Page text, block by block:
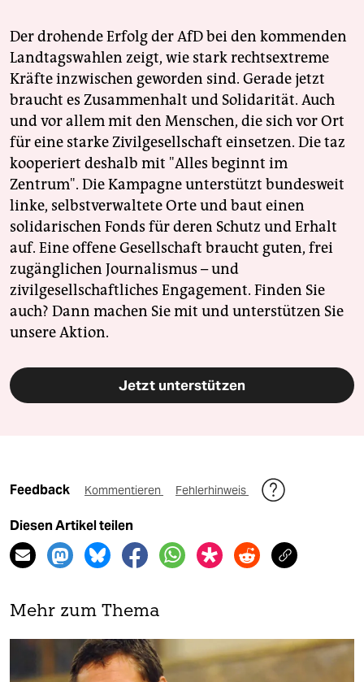
Der drohende Erfolg der AfD bei den kommenden
Landtagswahlen zeigt, wie stark rechtsextreme
Kräfte inzwischen geworden sind. Gerade jetzt
braucht es Zusammenhalt und Solidarität. Auch
und vor allem mit den Menschen, die sich vor Ort
für eine starke Zivilgesellschaft einsetzen. Die taz
kooperiert deshalb mit "Alles beginnt im
Zentrum". Die Kampagne unterstützt bundesweit
linke, selbstverwaltete Orte und baut einen
solidarischen Fonds für deren Schutz und Erhalt
auf. Eine offene Gesellschaft braucht guten, frei
zugänglichen Journalismus – und
zivilgesellschaftliches Engagement. Finden Sie
auch? Dann machen Sie mit und unterstützen Sie
unsere Aktion.
Jetzt unterstützen
Feedback Kommentieren Fehlerhinweis
Diesen Artikel teilen
Mehr zum Thema